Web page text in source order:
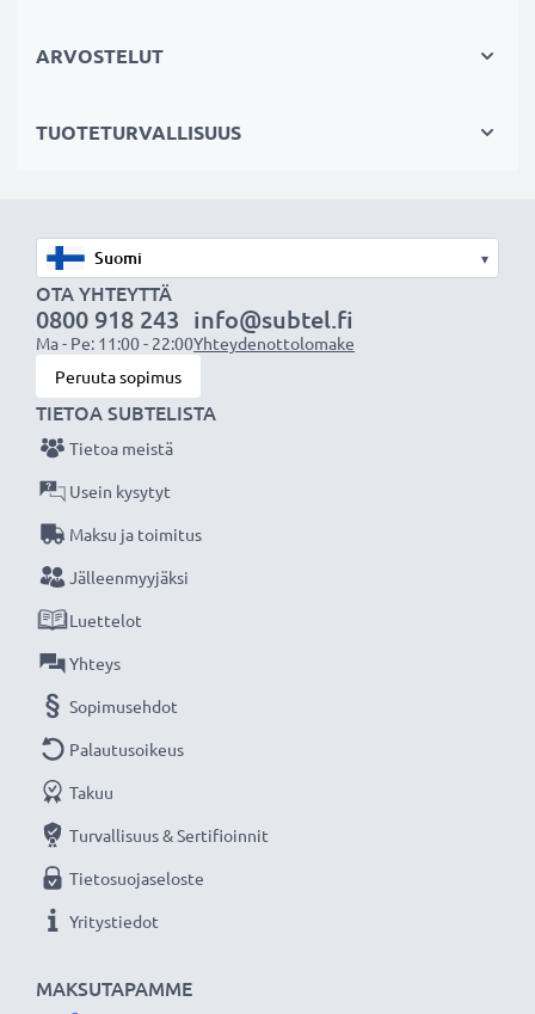
tarvikeakun korvaamat alkuperäiset akkumallit)
Teknologia: Litiumpolymeeri
Väri : Musta
subtel vaihtoakku - laatua edulliseen hintaan.
★3 vuoden takuu★
Olemme vuonna 2004 perustettu kansainvälinen
verkkokauppa, joka tarjoaa laadukkaita tuotteita, ja
siksi tarjoamme 36 kuukauden takuun!
ARVOSTELUT
TUOTETURVALLISUUS
▾
OTA YHTEYTTÄ
0800 918 243
Ma - Pe: 11:00 - 22:00
info@subtel.fi
Yhteydenottolomake
Peruuta sopimus
MAKSUTAPAMME
TIETOA SUBTELISTA
Tietoa meistä
Usein kysytyt
Maksu ja toimitus
Jälleenmyyjäksi
Luettelot
Yhteys
Sopimusehdot
Palautusoikeus
Takuu
Turvallisuus & Sertifioinnit
Tietosuojaseloste
Yritystiedot